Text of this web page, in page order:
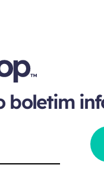
boletim